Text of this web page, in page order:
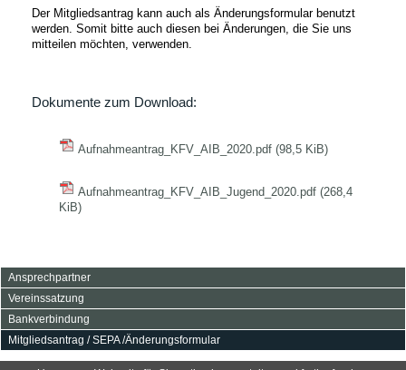
Der Mitgliedsantrag kann auch als Änderungsformular benutzt
werden. Somit bitte auch diesen bei Änderungen, die Sie uns
mitteilen möchten, verwenden.
Dokumente zum Download:
Aufnahmeantrag_KFV_AIB_2020.pdf (98,5 KiB)
Aufnahmeantrag_KFV_AIB_Jugend_2020.pdf (268,4
KiB)
Navigation
überspringen
Ansprechpartner
Vereinssatzung
Bankverbindung
Mitgliedsantrag / SEPA /Änderungsformular